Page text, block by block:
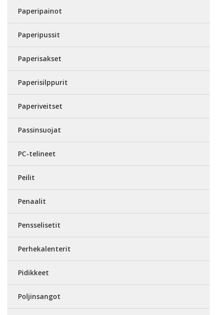
Paperipainot
Paperipussit
Paperisakset
Paperisilppurit
Paperiveitset
Passinsuojat
PC-telineet
Peilit
Penaalit
Pensselisetit
Perhekalenterit
Pidikkeet
Poljinsangot